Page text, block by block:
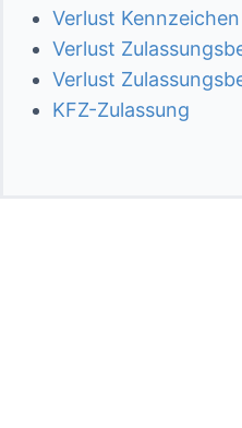
Verlust Kennzeichen
Verlust
Verlust
KFZ-Zulassung